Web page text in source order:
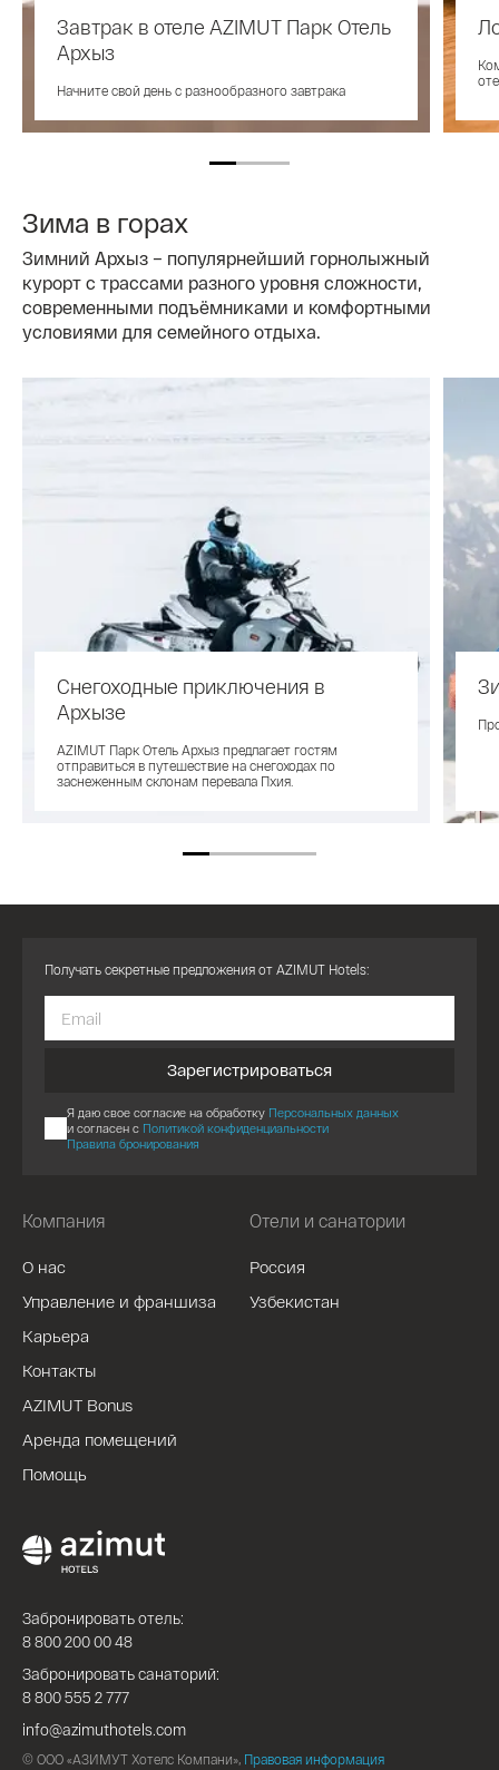
Завтрак в отеле AZIMUT Парк Отель
Архыз
Начните свой день с разнообразного завтрака
Зима в горах
Зимний Архыз – популярнейший горнолыжный
курорт с трассами разного уровня сложности,
современными подъёмниками и комфортными
условиями для семейного отдыха.
Снегоходные приключения в
Архызе
AZIMUT Парк Отель Архыз предлагает гостям
отправиться в путешествие на снегоходах по
заснеженным склонам перевала Пхия.
Компания
О нас
Управление и франшиза
Карьера
Контакты
AZIMUT Bonus
Аренда помещений
Помощь
Отели и санатории
Россия
Узбекистан
Получать секретные предложения от AZIMUT Hotels:
Зарегистрироваться
Я даю свое согласие на обработку Персональных данных
и согласен с Политикой конфиденциальности
Правила бронирования
Забронировать отель:
8 800 200 00 48
Забронировать санаторий:
8 800 555 2 777
info@azimuthotels.com
© ООО «АЗИМУТ Хотелс Компани», Правовая информация